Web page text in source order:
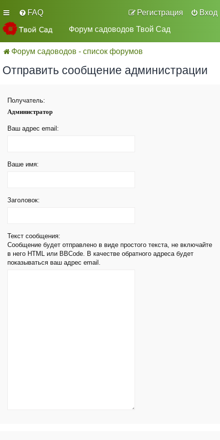
FAQ Вход
Регистрация
Форум садоводов Твой Сад
Форум садоводов - список форумов
Отправить сообщение администрации
Получатель:
Администратор
Ваш адрес email:
Ваше имя:
Заголовок:
Текст сообщения:
Сообщение будет отправлено в виде простого текста, не включайте
в него HTML или BBCode. В качестве обратного адреса будет
показываться ваш адрес email.